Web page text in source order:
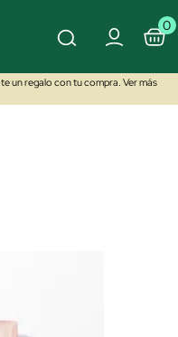
0
un regalo con tu compra. Ver más